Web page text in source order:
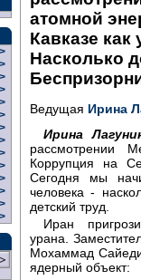
>
>
>
>
>
>
>
>
>
>
>
>
>
>
атомной
Кавказе как
Насколько
Ведущая Ирина
Ирина
рассмотрении
Коррупция на
Сегодня мы
человека -
детский труд.
Иран
урана.
Мохаммад Сайеди
ядерный объект: